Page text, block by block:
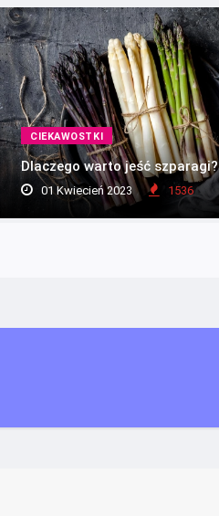
CIEKAWOSTKI
Dlaczego warto jeść szparagi?
01 Kwiecień 2023 1536